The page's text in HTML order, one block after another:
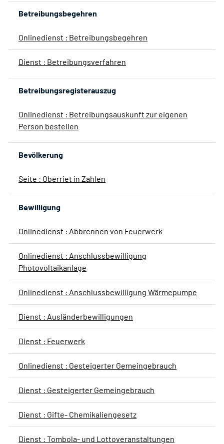
Betreibungsbegehren
Onlinedienst : Betreibungsbegehren
Dienst : Betreibungsverfahren
Betreibungsregisterauszug
Onlinedienst : Betreibungsauskunft zur eigenen
Person bestellen
Bevölkerung
Seite : Oberriet in Zahlen
Bewilligung
Onlinedienst : Abbrennen von Feuerwerk
Onlinedienst : Anschlussbewilligung
Photovoltaikanlage
Onlinedienst : Anschlussbewilligung Wärmepumpe
Dienst : Ausländerbewilligungen
Dienst : Feuerwerk
Onlinedienst : Gesteigerter Gemeingebrauch
Dienst : Gesteigerter Gemeingebrauch
Dienst : Gifte- Chemikaliengesetz
Dienst : Tombola- und Lottoveranstaltungen